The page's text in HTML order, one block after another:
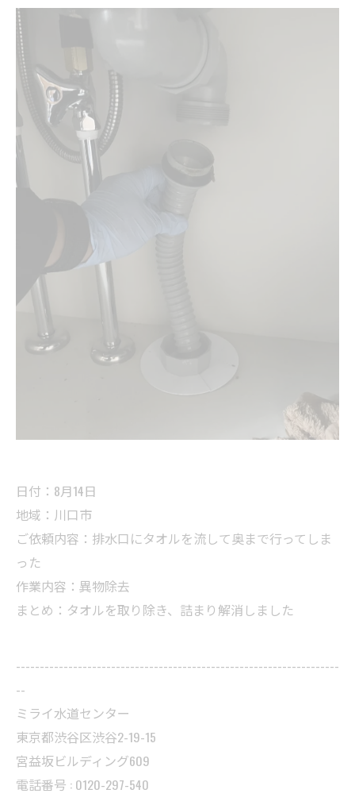
日付：8月14日
地域：川口市
ご依頼内容：排水口にタオルを流して奥まで行ってしま
った
作業内容：異物除去
まとめ：タオルを取り除き、詰まり解消しました
--------------------------------------------------------------------
--
ミライ水道センター
東京都渋谷区渋谷2-19-15
宮益坂ビルディング609
電話番号 : 0120-297-540